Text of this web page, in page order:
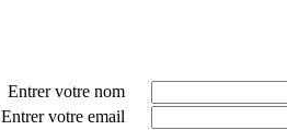
Entrer votre nom
Entrer votre email